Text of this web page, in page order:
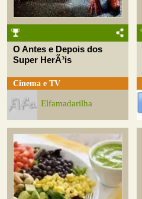
O Antes e Depois dos
Super HerÃ³is
Cinema e TV
Elfamadarilha